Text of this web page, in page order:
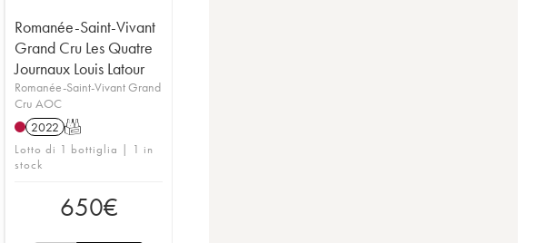
Romanée-Saint-Vivant
Grand Cru Les Quatre
Journaux Louis Latour
Romanée-Saint-Vivant Grand
Cru AOC
2022 T
Lotto di 1 bottiglia | 1 in
stock
650€